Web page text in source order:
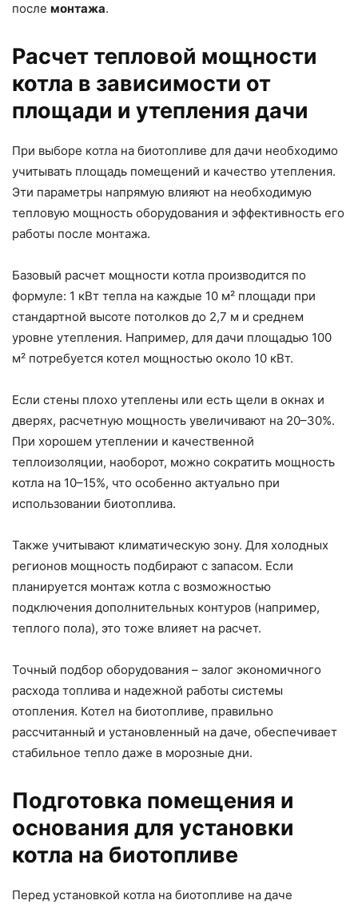
после монтажа.
Расчет тепловой мощности
котла в зависимости от
площади и утепления дачи
При выборе котла на биотопливе для дачи необходимо
учитывать площадь помещений и качество утепления.
Эти параметры напрямую влияют на необходимую
тепловую мощность оборудования и эффективность его
работы после монтажа.
Базовый расчет мощности котла производится по
формуле: 1 кВт тепла на каждые 10 м² площади при
стандартной высоте потолков до 2,7 м и среднем
уровне утепления. Например, для дачи площадью 100
м² потребуется котел мощностью около 10 кВт.
Если стены плохо утеплены или есть щели в окнах и
дверях, расчетную мощность увеличивают на 20–30%.
При хорошем утеплении и качественной
теплоизоляции, наоборот, можно сократить мощность
котла на 10–15%, что особенно актуально при
использовании биотоплива.
Также учитывают климатическую зону. Для холодных
регионов мощность подбирают с запасом. Если
планируется монтаж котла с возможностью
подключения дополнительных контуров (например,
теплого пола), это тоже влияет на расчет.
Точный подбор оборудования – залог экономичного
расхода топлива и надежной работы системы
отопления. Котел на биотопливе, правильно
рассчитанный и установленный на даче, обеспечивает
стабильное тепло даже в морозные дни.
Подготовка помещения и
основания для установки
котла на биотопливе
Перед установкой котла на биотопливе на даче